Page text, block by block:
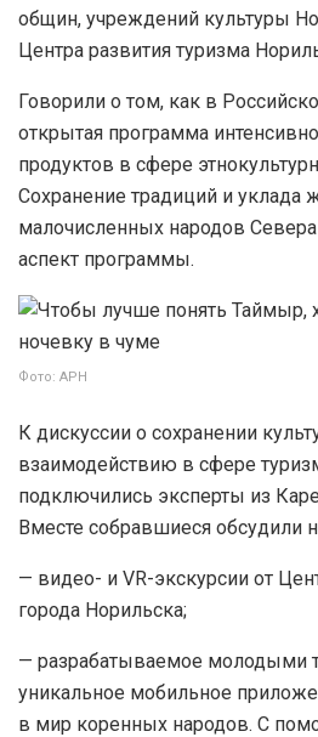
общин, учреждений культуры
Центра развития туризма
Говорили о том, как в
открытая программа
продуктов в сфере
Сохранение традиций и уклада
малочисленных народов
аспект программы.
Фото: АРН
К дискуссии о сохранении
взаимодействию в сфере
подключились эксперты из
Вместе собравшиеся обсудили
— видео- и VR-экскурсии от
города Норильска;
— разрабатываемое молодыми
уникальное мобильное
в мир коренных народов. С